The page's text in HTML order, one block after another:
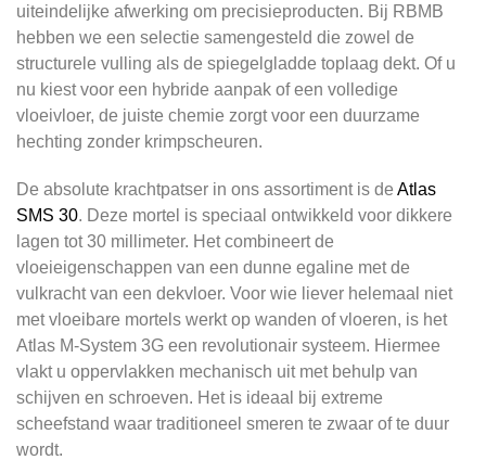
uiteindelijke afwerking om precisieproducten. Bij RBMB
hebben we een selectie samengesteld die zowel de
structurele vulling als de spiegelgladde toplaag dekt. Of u
nu kiest voor een hybride aanpak of een volledige
vloeivloer, de juiste chemie zorgt voor een duurzame
hechting zonder krimpscheuren.
De absolute krachtpatser in ons assortiment is de Atlas
SMS 30. Deze mortel is speciaal ontwikkeld voor dikkere
lagen tot 30 millimeter. Het combineert de
vloeieigenschappen van een dunne egaline met de
vulkracht van een dekvloer. Voor wie liever helemaal niet
met vloeibare mortels werkt op wanden of vloeren, is het
Atlas M-System 3G een revolutionair systeem. Hiermee
vlakt u oppervlakken mechanisch uit met behulp van
schijven en schroeven. Het is ideaal bij extreme
scheefstand waar traditioneel smeren te zwaar of te duur
wordt.